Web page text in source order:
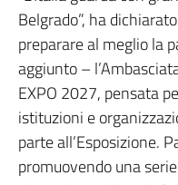
Belgrado”, ha
preparare al meglio la
aggiunto –
EXPO 2027, pensata
istituzioni e
parte all’Esposizione.
promuovendo una